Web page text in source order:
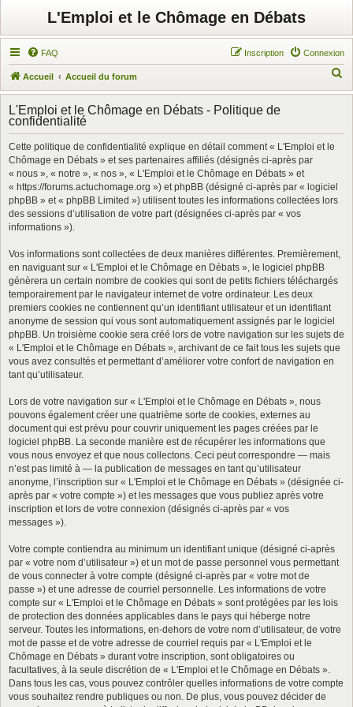
L'Emploi et le Chômage en Débats
FAQ Connexion
Inscription
Accueil Accueil du forum
e
h
L'Emploi et le Chômage en Débats - Politique de
confidentialité
Cette politique de confidentialité explique en détail comment « L'Emploi et le
Chômage en Débats » et ses partenaires affiliés (désignés ci-après par
« nous », « notre », « nos », « L'Emploi et le Chômage en Débats » et
« https://forums.actuchomage.org ») et phpBB (désigné ci-après par « logiciel
phpBB » et « phpBB Limited ») utilisent toutes les informations collectées lors
des sessions d’utilisation de votre part (désignées ci-après par « vos
informations »).
Vos informations sont collectées de deux manières différentes. Premièrement,
en naviguant sur « L'Emploi et le Chômage en Débats », le logiciel phpBB
génèrera un certain nombre de cookies qui sont de petits fichiers téléchargés
temporairement par le navigateur internet de votre ordinateur. Les deux
premiers cookies ne contiennent qu’un identifiant utilisateur et un identifiant
anonyme de session qui vous sont automatiquement assignés par le logiciel
phpBB. Un troisième cookie sera créé lors de votre navigation sur les sujets de
« L'Emploi et le Chômage en Débats », archivant de ce fait tous les sujets que
vous avez consultés et permettant d’améliorer votre confort de navigation en
tant qu’utilisateur.
Lors de votre navigation sur « L'Emploi et le Chômage en Débats », nous
pouvons également créer une quatrième sorte de cookies, externes au
document qui est prévu pour couvrir uniquement les pages créées par le
logiciel phpBB. La seconde manière est de récupérer les informations que
vous nous envoyez et que nous collectons. Ceci peut correspondre — mais
n’est pas limité à — la publication de messages en tant qu’utilisateur
anonyme, l’inscription sur « L'Emploi et le Chômage en Débats » (désignée ci-
après par « votre compte ») et les messages que vous publiez après votre
inscription et lors de votre connexion (désignés ci-après par « vos
messages »).
Votre compte contiendra au minimum un identifiant unique (désigné ci-après
par « votre nom d’utilisateur ») et un mot de passe personnel vous permettant
de vous connecter à votre compte (désigné ci-après par « votre mot de
passe ») et une adresse de courriel personnelle. Les informations de votre
compte sur « L'Emploi et le Chômage en Débats » sont protégées par les lois
de protection des données applicables dans le pays qui héberge notre
serveur. Toutes les informations, en-dehors de votre nom d’utilisateur, de votre
mot de passe et de votre adresse de courriel requis par « L'Emploi et le
Chômage en Débats » durant votre inscription, sont obligatoires ou
facultatives, à la seule discrétion de « L'Emploi et le Chômage en Débats ».
Dans tous les cas, vous pouvez contrôler quelles informations de votre compte
vous souhaitez rendre publiques ou non. De plus, vous pouvez décider de